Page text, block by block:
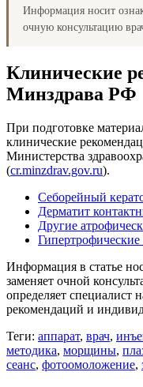
Информация носит
очную консультацию
Клинические
Минздрава РФ
При подготовке
клинические
Министерства
(cr.minzdrav.gov.ru).
Себорейный
Дерматит
Другие
Информация в статье
заменяет очной
определяет специалист
рекомендаций и
Теги: аппарат, врач,
методика, морщины,
сеанс, фотоомоложение,